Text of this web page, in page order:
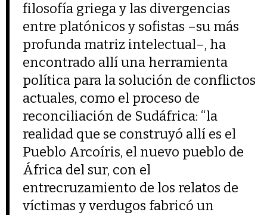
filosofía griega y las divergencias
entre platónicos y sofistas –su más
profunda matriz intelectual–, ha
encontrado allí una herramienta
política para la solución de conflictos
actuales, como el proceso de
reconciliación de Sudáfrica: “la
realidad que se construyó allí es el
Pueblo Arcoíris, el nuevo pueblo de
África del sur, con el
entrecruzamiento de los relatos de
víctimas y verdugos fabricó un